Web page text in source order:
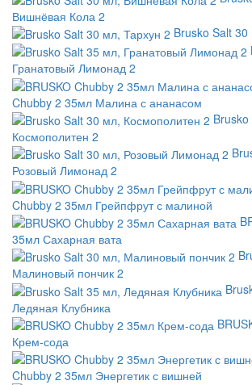
Вишнёвая Кола 2
Brusko Salt
Гранатовый Лимонад 2
Chubby 2 35мл Малина с ананасом
Космополитен 2
Розовый Лимонад 2
Chubby 2 35мл Грейпфрут с малиной
35мл Сахарная вата
Малиновый пончик 2
Ледяная Клубника
Крем-сода
Chubby 2 35мл Энергетик с вишней